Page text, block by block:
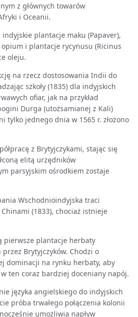
z głównych towarów
i Oceanii.
plantacje maku (Papaver),
i plantacje rycynusu (Ricinus
oleju.
na rzecz dostosowania Indii do
szkoły (1835) dla indyjskich
ofiar, jak na przykład
Durga (utożsamianej z Kali)
tylko jednego dnia w 1565 r. złożono
z Brytyjczykami, stając się
elitą urzędników
parsyjskim ośrodkiem zostaje
Wschodnioindyjska traci
(1833), chociaż istnieje
pierwsze plantacje herbaty
Brytyjczyków. Chodzi o
dominacji na rynku herbaty, aby
ten coraz bardziej doceniany napój.
języka angielskiego do indyjskich
próba trwałego połączenia kolonii
umożliwia napływ